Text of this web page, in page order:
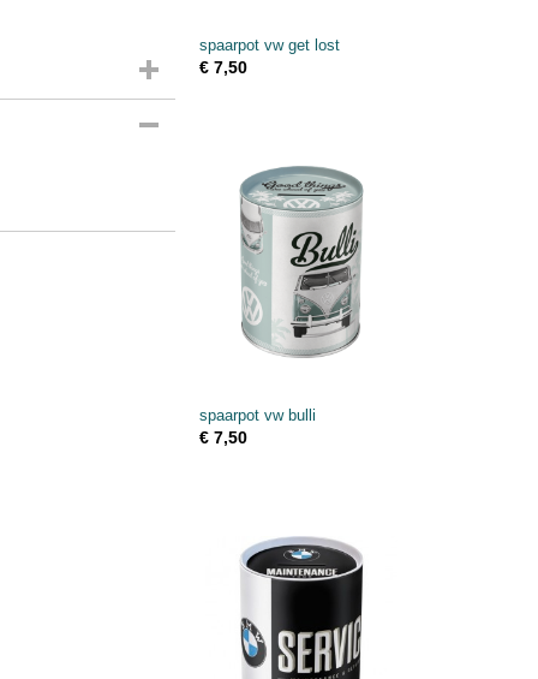
spaarpot vw get lost
€ 7,50
spaarpot vw bulli
€ 7,50